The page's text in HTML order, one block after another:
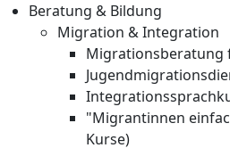
Beratung & Bildung
Migration & Integration
Migrationsberatung
"Migrantinnen
Kurse)